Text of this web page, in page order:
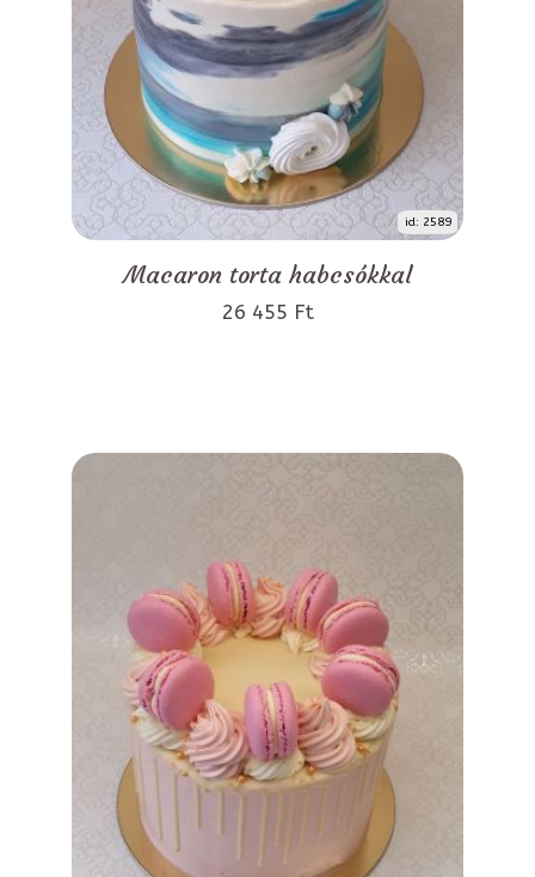
id: 2589
Macaron torta habcsókkal
26 455 Ft